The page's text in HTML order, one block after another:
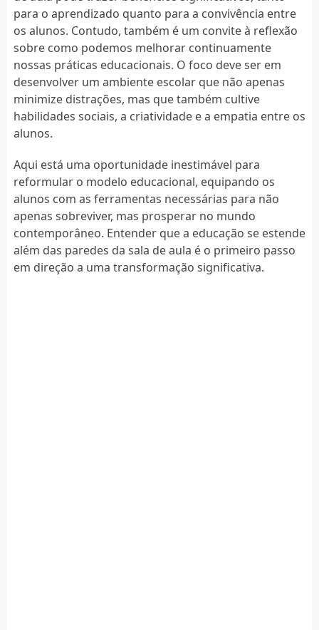
para o aprendizado quanto para a convivência entre
os alunos. Contudo, também é um convite à reflexão
sobre como podemos melhorar continuamente
nossas práticas educacionais. O foco deve ser em
desenvolver um ambiente escolar que não apenas
minimize distrações, mas que também cultive
habilidades sociais, a criatividade e a empatia entre os
alunos.
Aqui está uma oportunidade inestimável para
reformular o modelo educacional, equipando os
alunos com as ferramentas necessárias para não
apenas sobreviver, mas prosperar no mundo
contemporâneo. Entender que a educação se estende
além das paredes da sala de aula é o primeiro passo
em direção a uma transformação significativa.